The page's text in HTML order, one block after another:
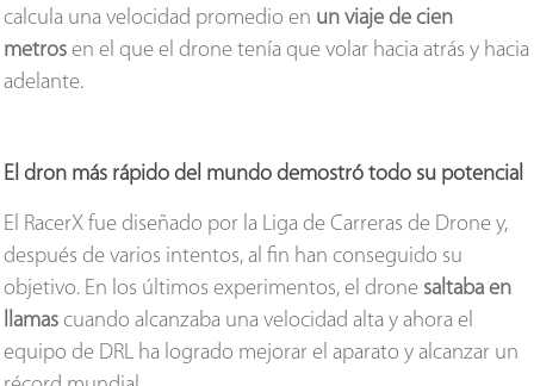
calcula una velocidad promedio en un viaje de cien
metros en el que el drone tenía que volar hacia atrás y hacia
adelante.
El dron más rápido del mundo demostró todo su potencial
El RacerX fue diseñado por la Liga de Carreras de Drone y,
después de varios intentos, al fin han conseguido su
objetivo. En los últimos experimentos, el drone saltaba en
llamas cuando alcanzaba una velocidad alta y ahora el
equipo de DRL ha logrado mejorar el aparato y alcanzar un